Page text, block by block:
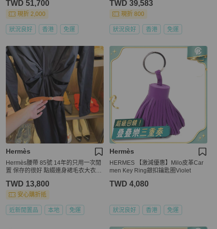
TWD 51,700
現折 2,000
狀況良好 香港 免運
TWD 39,583
現折 800
狀況良好 香港 免運
Hermès
Hermès腰帶 85號 14年的只用一次閒
置 保存的很好 點綴連身裙毛衣大衣都
TWD 13,800
安心購折抵
近新閒置品 本地 免運
Hermès
HERMES 【激減優惠】Milo皮革Car
men Key Ring銀扣鑰匙圈Violet
TWD 4,080
狀況良好 香港 免運